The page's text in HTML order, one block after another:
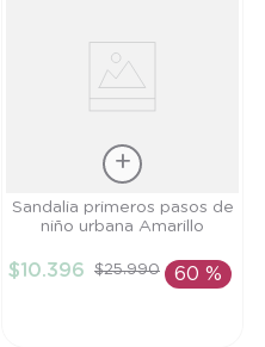
Talla
AÑADIR AL
Sandalia primeros pasos de
niño urbana Amarillo
$10.396 $25.990 60 %